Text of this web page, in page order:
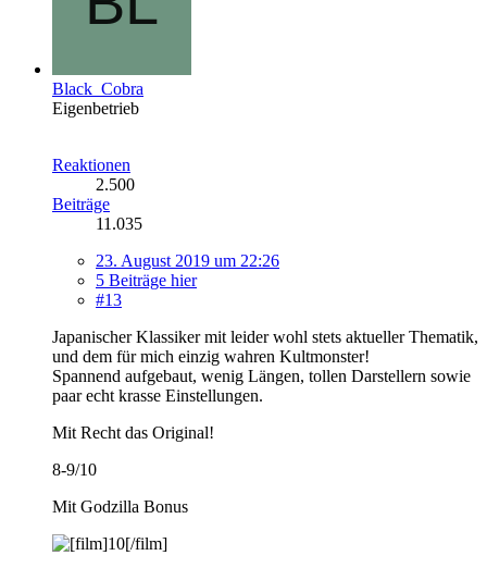
Black_Cobra
Eigenbetrieb
Reaktionen
2.500
Beiträge
11.035
23. August 2019 um 22:26
5 Beiträge hier
#13
Japanischer Klassiker mit leider wohl stets aktueller Thematik,
und dem für mich einzig wahren Kultmonster!
Spannend aufgebaut, wenig Längen, tollen Darstellern sowie
paar echt krasse Einstellungen.
Mit Recht das Original!
8-9/10
Mit Godzilla Bonus